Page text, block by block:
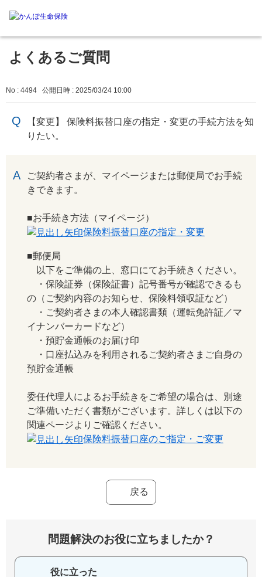
よくあるご質問
No : 4494 公開日時 : 2025/03/24 10:00
【変更】 保険料振替口座の指定・変更の手続方法を知
りたい。
ご契約者さまが、マイページまたは郵便局でお手続
きできます。
■お手続き方法（マイページ）
保険料振替口座の指定・変更
■郵便局
以下をご準備の上、窓口にてお手続きください。
・保険証券（保険証書）記号番号が確認できるも
の（ご契約内容のお知らせ、保険料領収証など）
・ご契約者さまの本人確認書類（運転免許証／マ
イナンバーカードなど）
・預貯金通帳のお届け印
・口座払込みを利用されるご契約者さまご自身の
預貯金通帳
委任代理人によるお手続きをご希望の場合は、別途
ご準備いただく書類がございます。詳しくは以下の
関連ページよりご確認ください。
保険料振替口座のご指定・ご変更
戻る
問題解決のお役に立ちましたか？
役に立った